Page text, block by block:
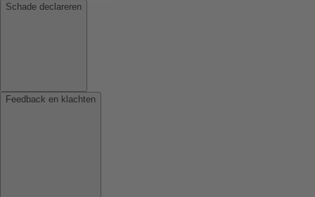
Schade declareren
Feedback en klachten